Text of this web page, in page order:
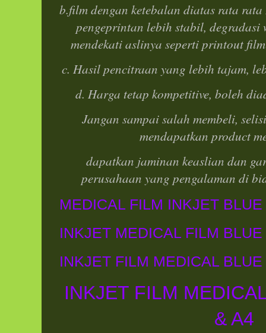
b.film dengan ketebalan diatas rata
pengeprintan lebih stabil,
mendekati aslinya seperti printout
c. Hasil pencitraan yang lebih tajam,
d. Harga tetap kompetitive, boleh
Jangan sampai salah membeli,
mendapatkan product
dapatkan jaminan keaslian dan
perusahaan yang pengalaman di
MEDICAL FILM INKJET
INKJET MEDICAL FILM
INKJET FILM MEDICAL
INKJET FILM
& A4